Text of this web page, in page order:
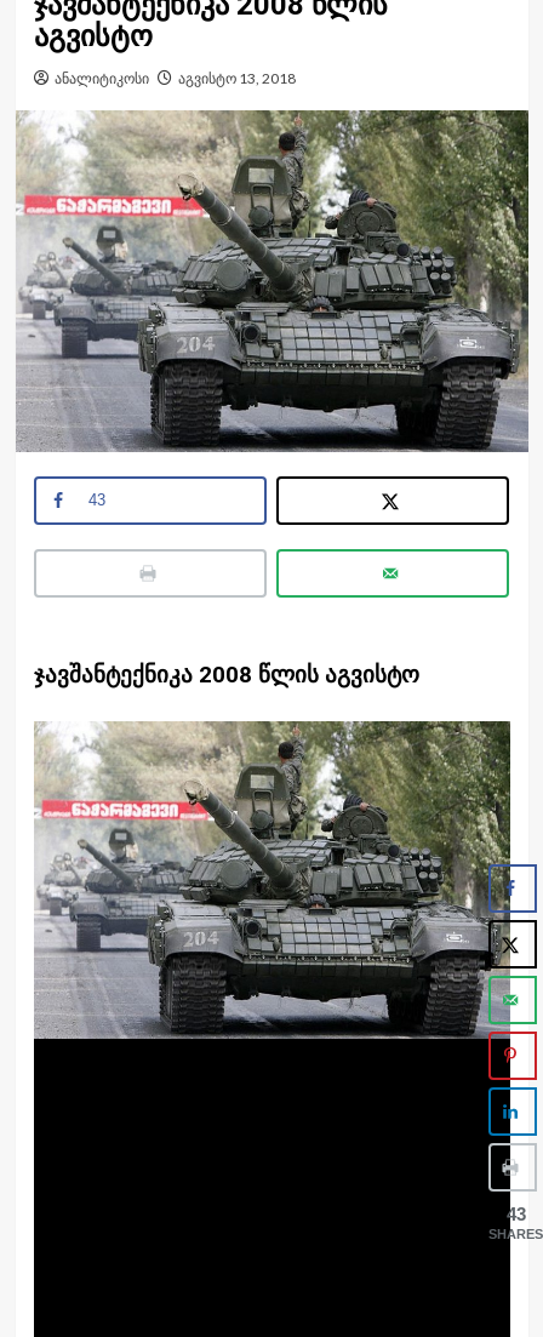
აგვისტო
ანალიტიკოსი აგვისტო 13, 2018
43
ჯავშანტექნიკა 2008 წლის აგვისტო
43
SHARES